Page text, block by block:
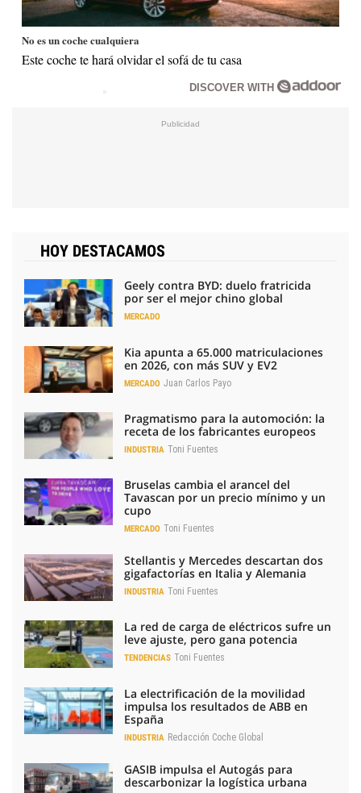
No es un coche cualquiera
Este coche te hará olvidar el sofá de tu casa
DISCOVER WITH
HOY DESTACAMOS
Geely contra BYD: duelo fratricida
por ser el mejor chino global
MERCADO
Kia apunta a 65.000 matriculaciones
en 2026, con más SUV y EV2
MERCADO Juan Carlos Payo
Pragmatismo para la automoción: la
receta de los fabricantes europeos
INDUSTRIA Toni Fuentes
Bruselas cambia el arancel del
Tavascan por un precio mínimo y un
cupo
MERCADO Toni Fuentes
Stellantis y Mercedes descartan dos
gigafactorías en Italia y Alemania
INDUSTRIA Toni Fuentes
La red de carga de eléctricos sufre un
leve ajuste, pero gana potencia
TENDENCIAS Toni Fuentes
La electrificación de la movilidad
impulsa los resultados de ABB en
España
INDUSTRIA Redacción Coche Global
GASIB impulsa el Autogás para
descarbonizar la logística urbana